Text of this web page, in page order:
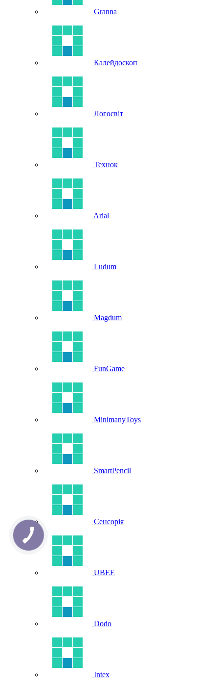
Granna
Калейдоскоп
Логосвіт
Технок
Arial
Ludum
Magdum
FunGame
MinimanyToys
SmartPencil
Сенсорія
UBEE
Dodo
Intex